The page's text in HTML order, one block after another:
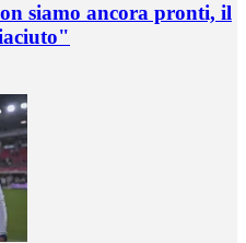
siamo ancora pronti, il